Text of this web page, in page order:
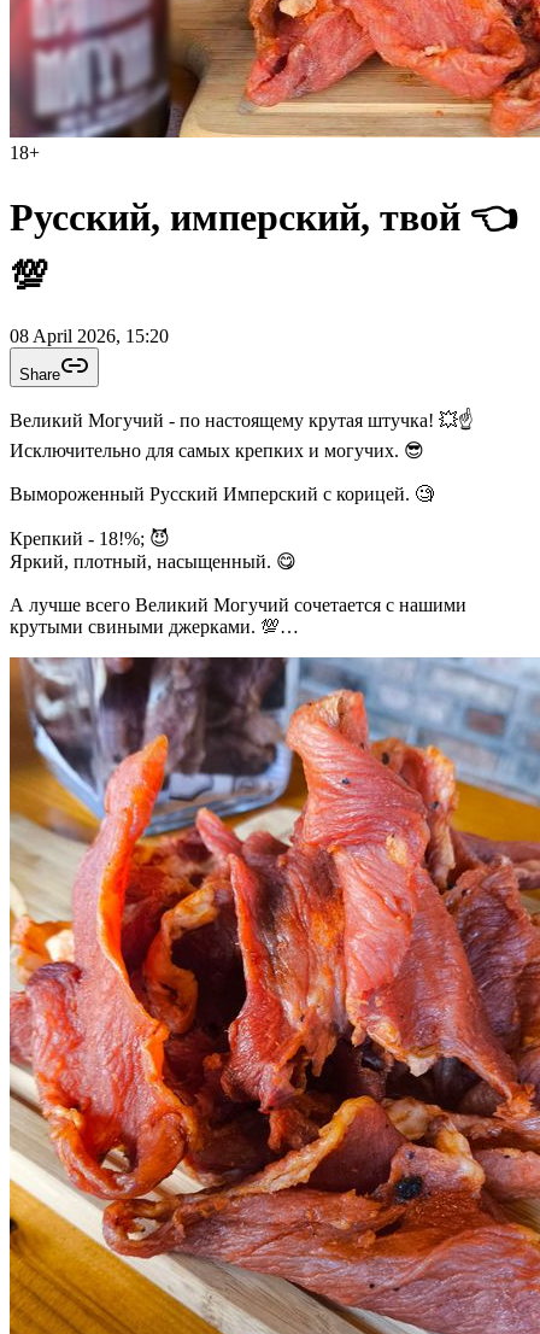
18+
Русский, имперский, твой 👈
💯
08 April 2026, 15:20
Share
Великий Могучий - по настоящему крутая штучка! 💥☝
Исключительно для самых крепких и могучих. 😎
Вымороженный Русский Имперский с корицей. 🧐
Крепкий - 18!%; 😈
Яркий, плотный, насыщенный. 😋
А лучше всего Великий Могучий сочетается с нашими
крутыми свиными джерками. 💯
Бронируй стол по т. 41-51-31 👈